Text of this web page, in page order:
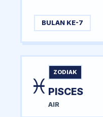
BULAN KE-7
♓
ZODIAK
PISCES
AIR